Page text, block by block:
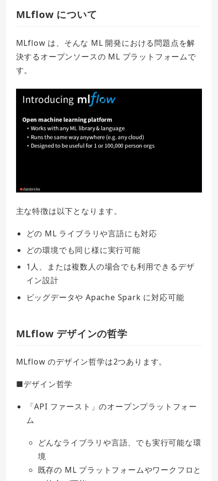
MLflow について
MLflow は、そんな ML 開発における問題点を解
決するオープンソースの ML プラットフォームで
す。
主な特徴は以下となります。
どの ML ライブラリや言語にも対応
どの環境でも同じ様に実行可能
1人、または複数人の場合でも利用できるデザ
イン設計
ビッグデータや Apache Spark に対応可能
MLflow デザインの哲学
MLflow のデザイン哲学は2つあります。
■デザイン哲学
「API ファースト」のオープンプラットフォー
ム
どんなライブラリや言語、でも実行可能な環
境
既存の ML プラットフォームやワークフロと